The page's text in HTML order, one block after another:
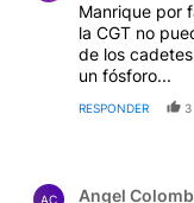
Manrique por
la CGT no
de los
un fósforo...
RESPONDER 3
AC Angel